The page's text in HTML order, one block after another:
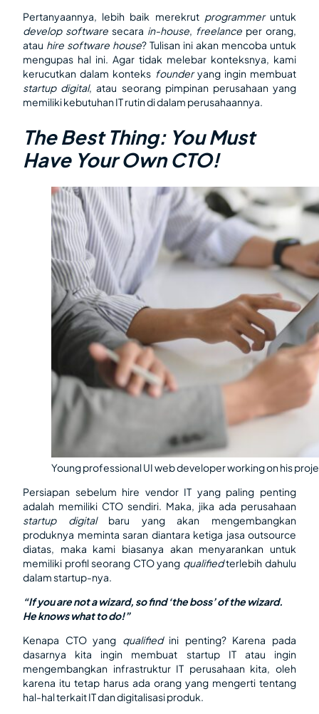
Pertanyaannya, lebih baik merekrut programmeruntuk
develop software secara in-house, freelance per orang,
atau hire software house? Tulisan ini akan mencoba untuk
mengupas hal ini. Agar tidak melebar konteksnya, kami
kerucutkan dalam konteks founderyang ingin membuat
startup digital, atau seorang pimpinan perusahaan yang
memiliki kebutuhan IT rutin di dalam perusahaannya.
The Best Thing: You Must
Have Your Own CTO!
Young professional UI web developer working on his
Persiapan sebelum hire vendor IT yang paling penting
adalah memiliki CTO sendiri. Maka, jika ada perusahaan
startup digitalbaru yang akan mengembangkan
produknya meminta saran diantara ketiga jasa outsource
diatas, maka kami biasanya akan menyarankan untuk
memiliki profil seorang CTO yang qualifiedterlebih dahulu
dalam startup-nya.
“If you are not a wizard, so find ‘the boss’ of the wizard.
He knows what to do!”
Kenapa CTO yang qualifiedini penting? Karena pada
dasarnya kita ingin membuat startup IT atau ingin
mengembangkan infrastruktur IT perusahaan kita, oleh
karena itu tetap harus ada orang yang mengerti tentang
hal-hal terkait IT dan digitalisasi produk.